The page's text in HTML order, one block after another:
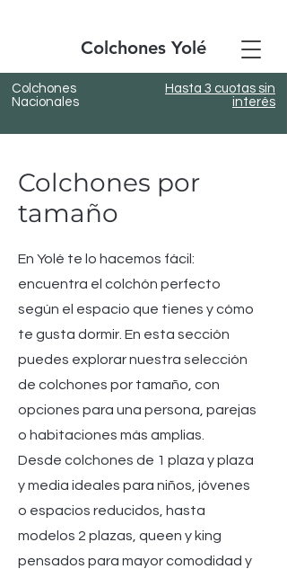
Colchones Yolé
Colchones
Nacionales
Hasta 3 cuotas sin
interés
Colchones por
tamaño
En Yolé te lo hacemos fácil:
encuentra el colchón perfecto
según el espacio que tienes y cómo
te gusta dormir. En esta sección
puedes explorar nuestra selección
de colchones por tamaño, con
opciones para una persona, parejas
o habitaciones más amplias.
Desde colchones de 1 plaza y plaza
y media ideales para niños, jóvenes
o espacios reducidos, hasta
modelos 2 plazas, queen y king
pensados para mayor comodidad y